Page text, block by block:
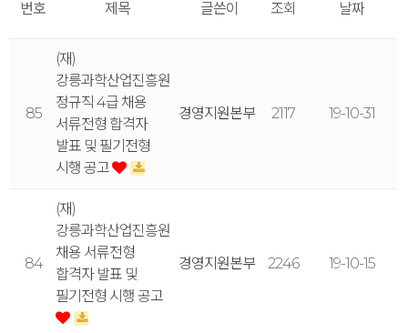
번호 제목 글쓴이 조회 날짜
85
(재)
강릉과학산업진흥원
정규직 4급 채용
서류전형 합격자
발표 및 필기전형
시행 공고
경영지원본부 2117 19-10-31
84
(재)
강릉과학산업진흥원
채용 서류전형
합격자 발표 및
필기전형 시행 공고
경영지원본부 2246 19-10-15